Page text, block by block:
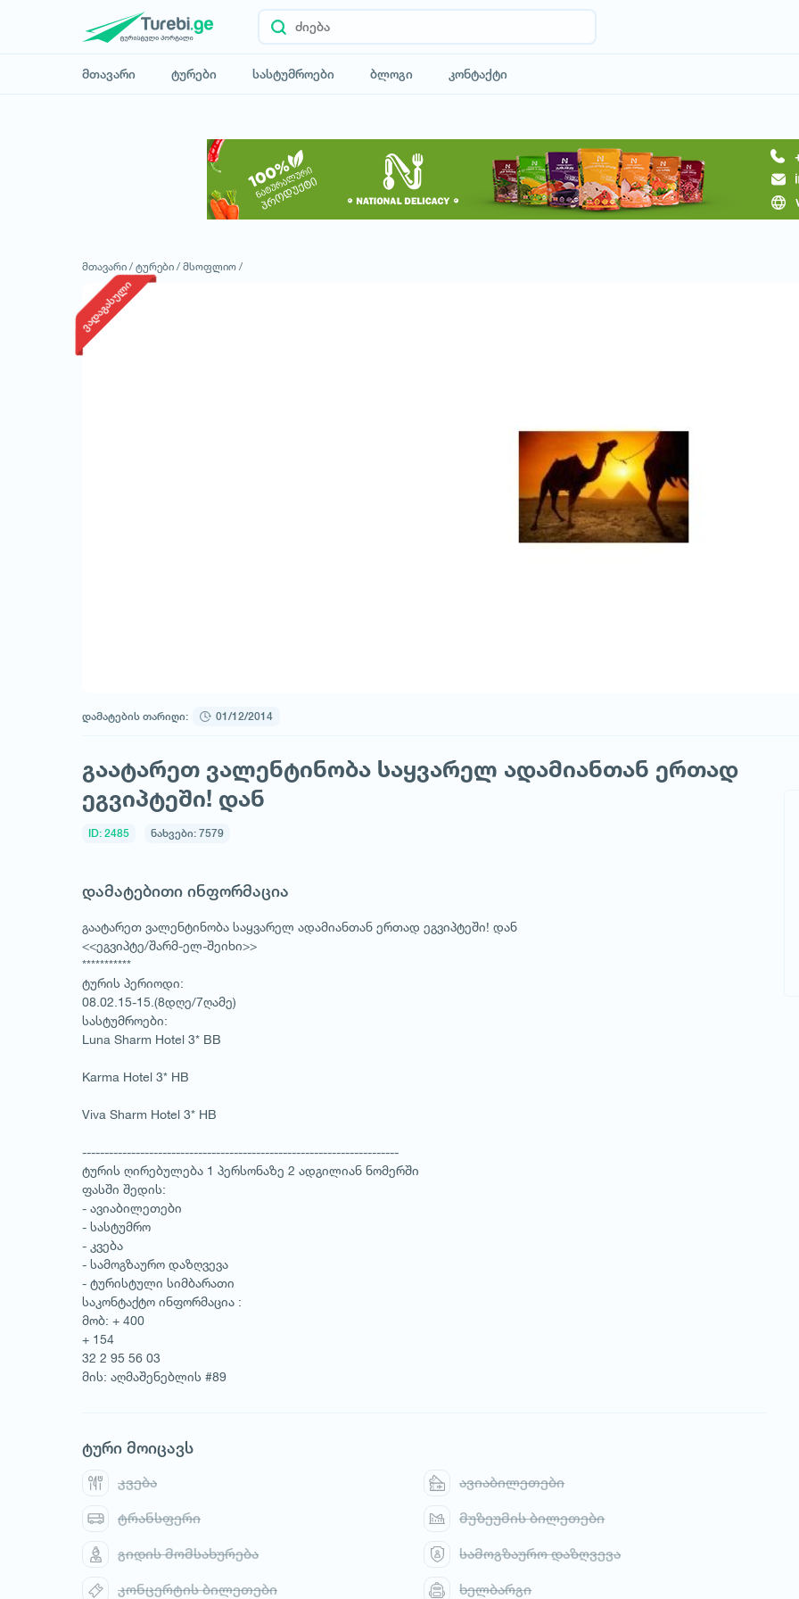
მთავარი ტურები სასტუმროები ბლოგი კონტაქტი
მოითხოვე ტური
1 / 1
მთავარი / ტურები / მსოფლიო /
ვადაგასული
დამატების თარიღი: 01/12/2014
გაატარეთ ვალენტინობა საყვარელ ადამიანთან ერთად
ეგვიპტეში! დან
ID: 2485 ნახვები: 7579
დამატებითი ინფორმაცია
გაატარეთ ვალენტინობა საყვარელ ადამიანთან ერთად ეგვიპტეში! დან
<<ეგვიპტე/შარმ-ელ-შეიხი>>
***********
ტურის პერიოდი:
08.02.15-15.(8დღე/7ღამე)
სასტუმროები:
Luna Sharm Hotel 3* BB
Karma Hotel 3* HB
Viva Sharm Hotel 3* HB
-----------------------------------------------------------------------
ტურის ღირებულება 1 პერსონაზე 2 ადგილიან ნომერში
ფასში შედის:
- ავიაბილეთები
- სასტუმრო
- კვება
- სამოგზაურო დაზღვევა
- ტურისტული სიმბარათი
საკონტაქტო ინფორმაცია :
მობ: + 400
+ 154
32 2 95 56 03
მის: აღმაშენებლის #89
ტური მოიცავს
კვება ავიაბილეთები
ტრანსფერი მუზეუმის ბილეთები
გიდის მომსახურება სამოგზაურო დაზღვევა
კონცერტის ბილეთები ხელბარგი